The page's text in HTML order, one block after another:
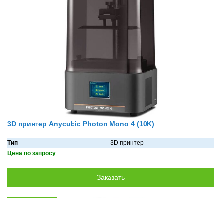
3D принтер Anycubic Photon Mono 4 (10K)
Тип
3D принтер
Цена по запросу